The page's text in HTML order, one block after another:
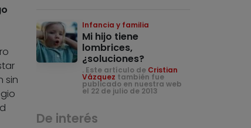
sin
Infancia y familia
Mi hijo tiene
lombrices,
¿soluciones?
. Este artículo de Cristian
Vázquez también fue
publicado en nuestra web
el 22 de julio de 2013
De interés